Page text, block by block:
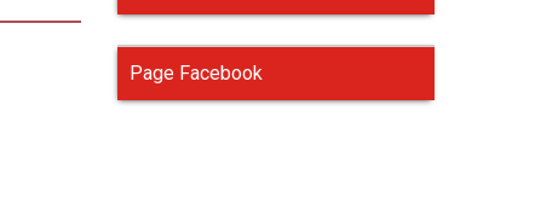
Page Facebook